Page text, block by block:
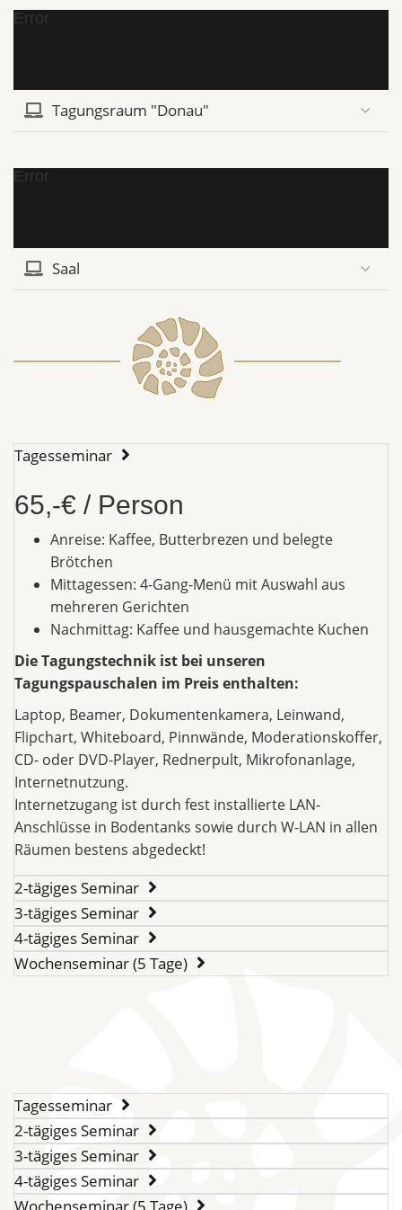
Error
Tagungsraum "Donau"
Error
Saal
Tagesseminar
65,-€ / Person
Anreise: Kaffee, Butterbrezen und belegte
Brötchen
Mittagessen: 4-Gang-Menü mit Auswahl aus
mehreren Gerichten
Nachmittag: Kaffee und hausgemachte Kuchen
Die Tagungstechnik ist bei unseren
Tagungspauschalen im Preis enthalten:
Laptop, Beamer, Dokumentenkamera, Leinwand,
Flipchart, Whiteboard, Pinnwände, Moderationskoffer,
CD- oder DVD-Player, Rednerpult, Mikrofonanlage,
Internetnutzung.
Internetzugang ist durch fest installierte LAN-
Anschlüsse in Bodentanks sowie durch W-LAN in allen
Räumen bestens abgedeckt!
2-tägiges Seminar
3-tägiges Seminar
4-tägiges Seminar
Wochenseminar (5 Tage)
Tagesseminar
2-tägiges Seminar
3-tägiges Seminar
4-tägiges Seminar